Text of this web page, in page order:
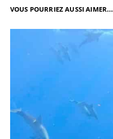
VOUS POURRIEZ AUSSI AIMER...